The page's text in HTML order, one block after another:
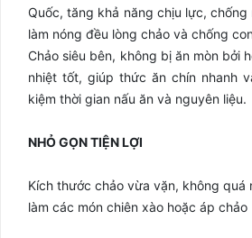
Quốc, tăng khả năng chịu lực,
làm nóng đều lòng chảo và chống
Chảo siêu bên, không bị ăn mòn bởi
nhiệt tốt, giúp thức ăn chín nhanh
kiệm thời gian nấu ăn và nguyên liệu.
NHỎ GỌN TIỆN LỢI
Kích thước chảo vừa vặn, không quá
làm các món chiên xào hoặc áp chảo